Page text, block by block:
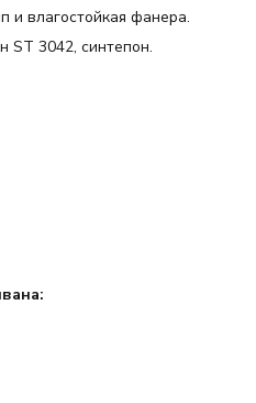
и влагостойкая фанера.
ST 3042, синтепон.